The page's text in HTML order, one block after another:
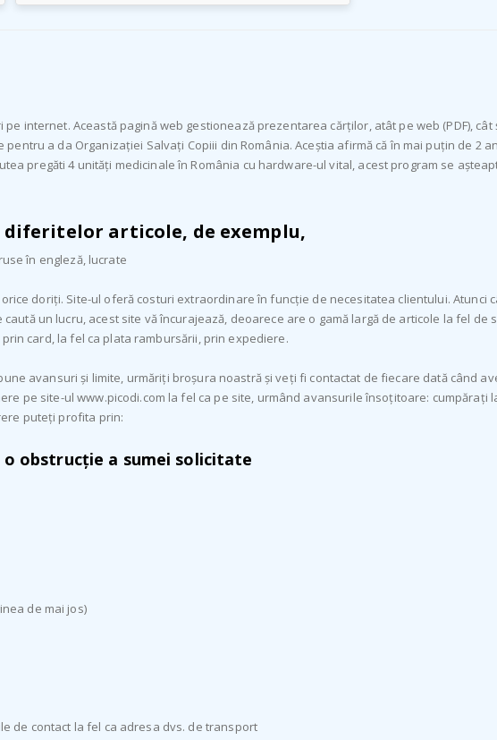
internet. Această pagină web gestionează prezentarea cărților, atât pe web (PDF),
a da Organizației Salvați Copiii din România. Aceștia afirmă că în mai puțin de 2
pregăti 4 unități medicinale în România cu hardware-ul vital, acest program se
articole, de exemplu,
în engleză, lucrate
doriți. Site-ul oferă costuri extraordinare în funcție de necesitatea clientului. Atunci
un lucru, acest site vă încurajează, deoarece are o gamă largă de articole la fel de
card, la fel ca plata rambursării, prin expediere.
avansuri și limite, urmăriți broșura noastră și veți fi contactat de fiecare dată când
pe site-ul www.picodi.com la fel ca pe site, urmând avansurile însoțitoare: cumpărați
puteți profita prin:
obstrucție a sumei solicitate
de mai jos)
de contact la fel ca adresa dvs. de transport